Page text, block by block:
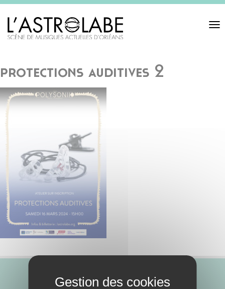
Toggle
protections auditives 2
ABONNE-TOI !